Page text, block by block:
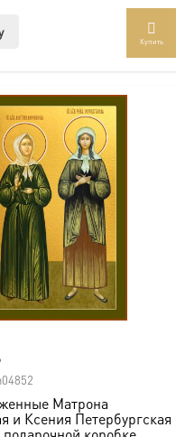
Купить
Матрона
и Ксения Петербургская